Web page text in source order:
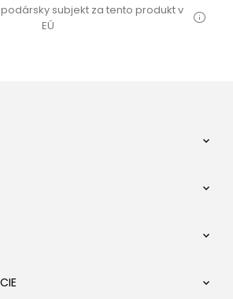
subjekt za tento produkt v
EÚ



